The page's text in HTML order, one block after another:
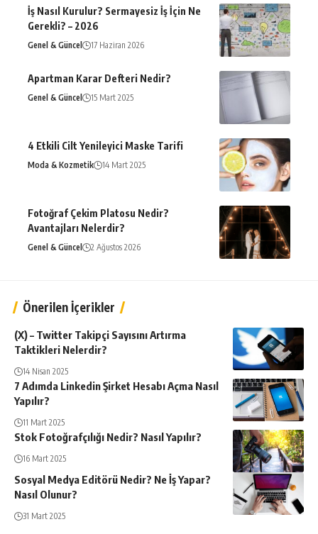
İş Nasıl Kurulur? Sermayesiz İş İçin Ne
Gerekli? – 2026
Genel & Güncel 17 Haziran 2026
Apartman Karar Defteri Nedir?
Genel & Güncel 15 Mart 2025
4 Etkili Cilt Yenileyici Maske Tarifi
Moda & Kozmetik 14 Mart 2025
Fotoğraf Çekim Platosu Nedir?
Avantajları Nelerdir?
Genel & Güncel 2 Ağustos 2026
Önerilen İçerikler
(X) – Twitter Takipçi Sayısını Artırma
Taktikleri Nelerdir?
14 Nisan 2025
7 Adımda Linkedin Şirket Hesabı Açma Nasıl
Yapılır?
11 Mart 2025
Stok Fotoğrafçılığı Nedir? Nasıl Yapılır?
16 Mart 2025
Sosyal Medya Editörü Nedir? Ne İş Yapar?
Nasıl Olunur?
31 Mart 2025